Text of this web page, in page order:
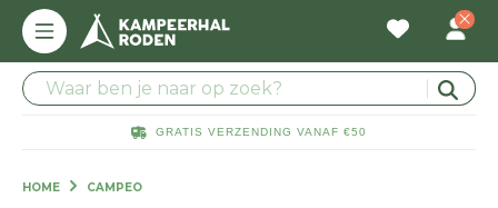
GRATIS VERZENDING VANAF €50
HOME CAMPEO